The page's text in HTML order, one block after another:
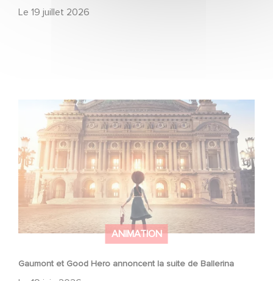
Le 19 juillet 2026
ANIMATION
Gaumont et Good Hero annoncent la suite de Ballerina
Gaumont et Good Hero annoncent la suite de Ballerina